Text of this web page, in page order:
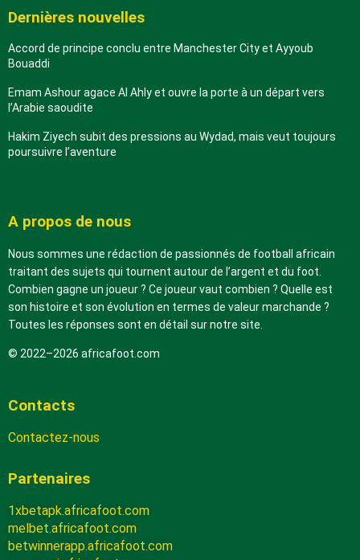
Dernières nouvelles
Accord de principe conclu entre Manchester City et Ayyoub
Bouaddi
Emam Ashour agace Al Ahly et ouvre la porte à un départ vers
l’Arabie saoudite
Hakim Ziyech subit des pressions au Wydad, mais veut toujours
poursuivre l’aventure
A propos de nous
Nous sommes une rédaction de passionnés de football africain
traitant des sujets qui tournent autour de l’argent et du foot.
Combien gagne un joueur ? Ce joueur vaut combien ? Quelle est
son histoire et son évolution en termes de valeur marchande ?
Toutes les réponses sont en détail sur notre site.
© 2022–2026 africafoot.com
Contacts
Contactez-nous
Partenaires
1xbetapk.africafoot.com
melbet.africafoot.com
betwinnerapp.africafoot.com